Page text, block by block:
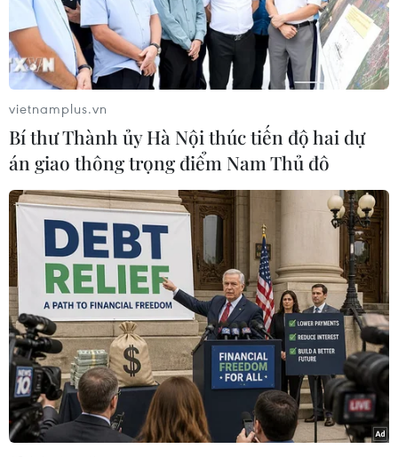
Ngay phút thứ 8 của trận đấu, Robben đã gặp phải chấn
thương.
vietnamplus.vn
Bí thư Thành ủy Hà Nội thúc tiến độ hai dự
án giao thông trọng điểm Nam Thủ đô